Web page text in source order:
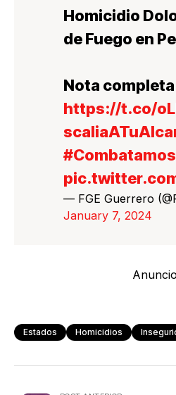
Homicidio
de Fuego en
Nota
https://t.co/
— FGE Guerrero
January 7, 2024
Estados Homicidios